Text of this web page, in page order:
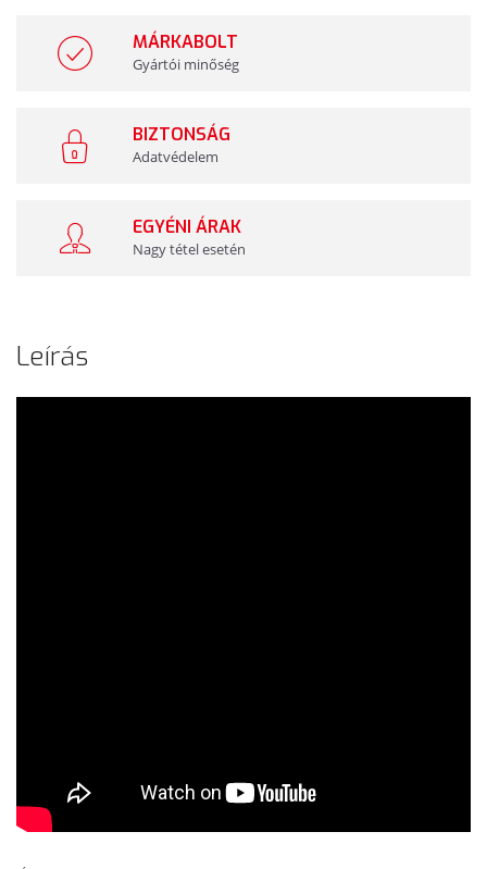
MÁRKABOLT
Gyártói minőség
BIZTONSÁG
Adatvédelem
EGYÉNI ÁRAK
Nagy tétel esetén
Leírás